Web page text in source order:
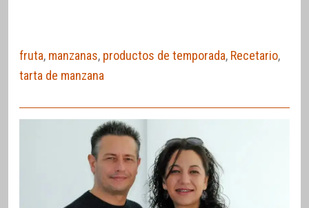
fruta, manzanas, productos de temporada, Recetario,
tarta de manzana